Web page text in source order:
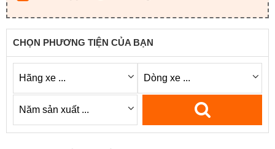
CHỌN PHƯƠNG TIỆN CỦA BẠN